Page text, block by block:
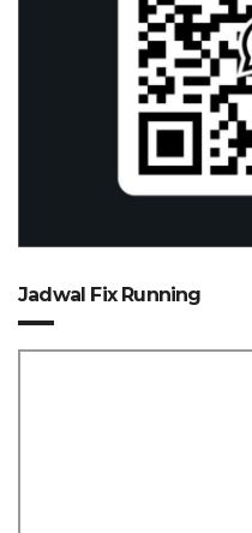
Jadwal Fix Running